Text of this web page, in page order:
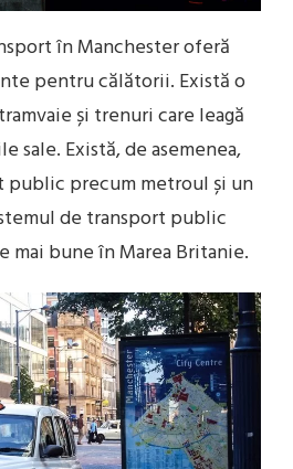
în Manchester oferă
pentru călătorii. Există o
și trenuri care leagă
sale. Există, de asemenea,
precum metroul și un
de transport public
mai bune în Marea Britanie.